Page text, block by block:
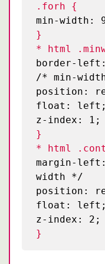
.forh {
min-width:
}
* html
border-
/* min-
position:
float: left;
z-index: 1;
}
* html
margin-
width */
position:
float: left;
z-index: 2;
}